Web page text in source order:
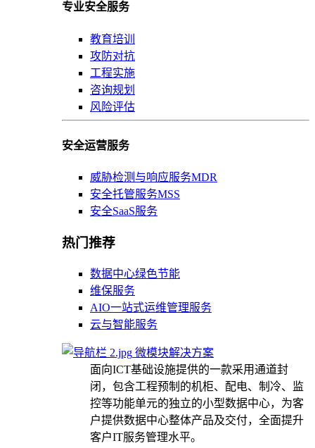
专业安全服务
教育培训
攻防对抗
工程实施
咨询规划
风险评估
安全运营服务
威胁检测与响应服务MDR
安全托管服务MSS
安全SaaS服务
热门推荐
数据中心绿色节能
维保服务
AIO一站式运维管理服务
云与智能服务
微模块解决方案
面向ICT基础设施提供的一款采用通道封
闭，包含工程预制的机柜、配电、制冷、监
控等功能单元的独立的小型数据中心，为客
户提供数据中心整体产品及交付，全面提升
客户IT服务管理水平。